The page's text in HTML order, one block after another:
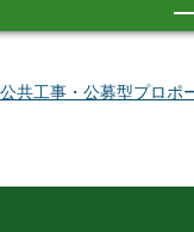
共工事・公募型プロポ